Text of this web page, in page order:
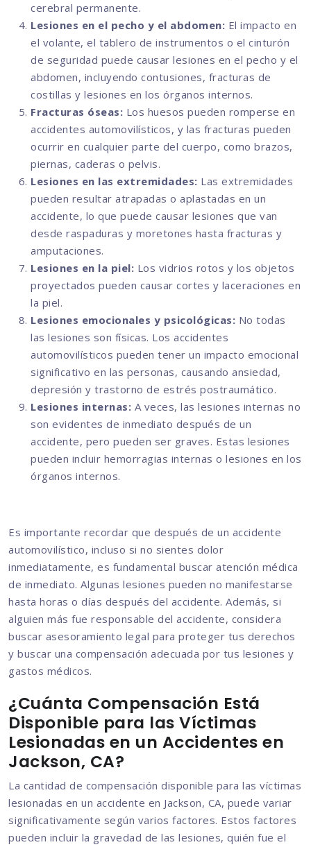
cerebral permanente.
Lesiones en el pecho y el abdomen: El impacto en
el volante, el tablero de instrumentos o el cinturón
de seguridad puede causar lesiones en el pecho y el
abdomen, incluyendo contusiones, fracturas de
costillas y lesiones en los órganos internos.
Fracturas óseas: Los huesos pueden romperse en
accidentes automovilísticos, y las fracturas pueden
ocurrir en cualquier parte del cuerpo, como brazos,
piernas, caderas o pelvis.
Lesiones en las extremidades: Las extremidades
pueden resultar atrapadas o aplastadas en un
accidente, lo que puede causar lesiones que van
desde raspaduras y moretones hasta fracturas y
amputaciones.
Lesiones en la piel: Los vidrios rotos y los objetos
proyectados pueden causar cortes y laceraciones en
la piel.
Lesiones emocionales y psicológicas: No todas
las lesiones son físicas. Los accidentes
automovilísticos pueden tener un impacto emocional
significativo en las personas, causando ansiedad,
depresión y trastorno de estrés postraumático.
Lesiones internas: A veces, las lesiones internas no
son evidentes de inmediato después de un
accidente, pero pueden ser graves. Estas lesiones
pueden incluir hemorragias internas o lesiones en los
órganos internos.
Es importante recordar que después de un accidente
automovilístico, incluso si no sientes dolor
inmediatamente, es fundamental buscar atención médica
de inmediato. Algunas lesiones pueden no manifestarse
hasta horas o días después del accidente. Además, si
alguien más fue responsable del accidente, considera
buscar asesoramiento legal para proteger tus derechos
y buscar una compensación adecuada por tus lesiones y
gastos médicos.
¿Cuánta Compensación Está
Disponible para las Víctimas
Lesionadas en un Accidentes en
Jackson, CA?
La cantidad de compensación disponible para las víctimas
lesionadas en un accidente en Jackson, CA, puede variar
significativamente según varios factores. Estos factores
pueden incluir la gravedad de las lesiones, quién fue el